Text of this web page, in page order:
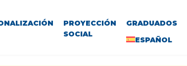
PROYECCIÓN
SOCIAL
GRADUADOS
ESPAÑOL